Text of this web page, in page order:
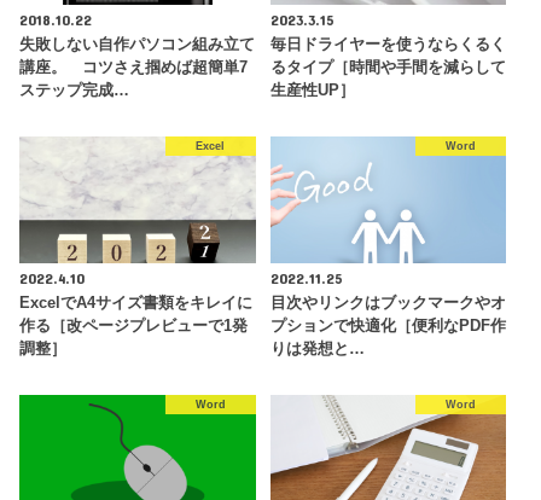
2018.10.22
失敗しない自作パソコン組み立て
講座。 コツさえ掴めば超簡単7
ステップ完成…
2023.3.15
毎日ドライヤーを使うならくるく
るタイプ［時間や手間を減らして
生産性UP］
Excel
2022.4.10
ExcelでA4サイズ書類をキレイに
作る［改ページプレビューで1発
調整］
Word
2022.11.25
目次やリンクはブックマークやオ
プションで快適化［便利なPDF作
りは発想と…
Word Word